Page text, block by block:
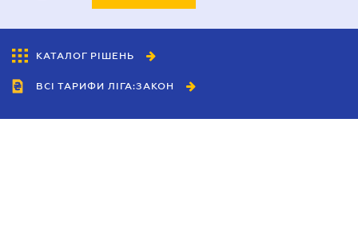
КАТАЛОГ РІШЕНЬ
ВСІ ТАРИФИ ЛІГА:ЗАКОН